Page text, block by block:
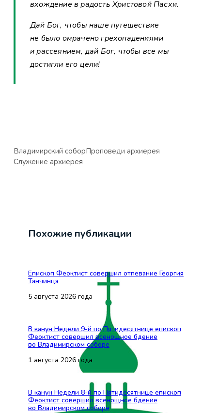
вхождение в радость Христовой Пасхи.
Дай Бог, чтобы наше путешествие
не было омрачено грехопадениями
и рассеянием, дай Бог, чтобы все мы
достигли его цели!
Владимирский соборПроповеди архиерея
Служение архиерея
Похожие публикации
Епископ Феоктист совершил отпевание Георгия
Танчинца
5 августа 2026 года
В канун Недели 9-й по Пятидесятнице епископ
Феоктист совершил всенощное бдение
во Владимирском соборе
1 августа 2026 года
В канун Недели 8-й по Пятидесятнице епископ
Феоктист совершил всенощное бдение
во Владимирском соборе